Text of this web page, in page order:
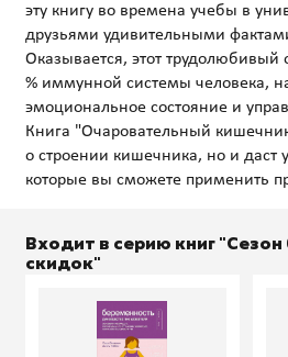
эту книгу во времена учебы в
друзьями удивительными
Оказывается, этот трудолюбивый
% иммунной системы человека,
эмоциональное состояние и
Книга "Очаровательный
о строении кишечника, но и даст
Входит в серию книг
скидок"